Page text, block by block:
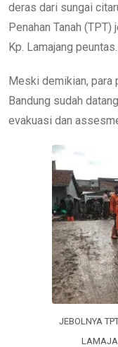
deras dari sungai
Penahan Tanah
Kp. Lamajang peuntas.
Meski demikian, para
Bandung sudah
evakuasi dan
JEBOLNYA